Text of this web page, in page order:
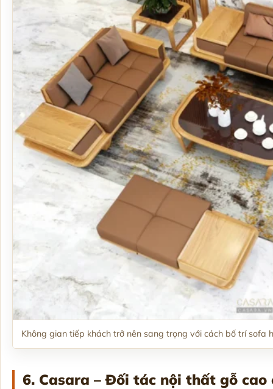
Không gian tiếp khách trở nên sang trọng với cách bố trí sofa
6. Casara – Đối tác nội thất gỗ